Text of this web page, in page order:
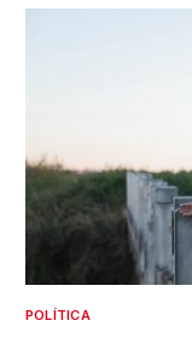
POLÍTICA